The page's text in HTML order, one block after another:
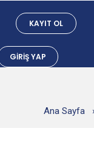
KAYIT OL
GIRIŞ YAP
Ana Sayfa